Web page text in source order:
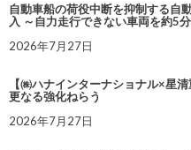
自動車船の荷役中断を抑制する自
入 ～自力走行できない車両を約5
2026年7月27日
【㈱ハナインターナショナル×星
更なる強化ねらう
2026年7月27日